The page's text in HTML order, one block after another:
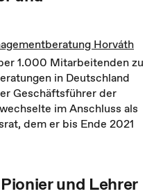
Horváth
1.000 Mitarbeitenden zu
in Deutschland
Geschäftsführer der
im Anschluss als
dem er bis Ende 2021
und Lehrer